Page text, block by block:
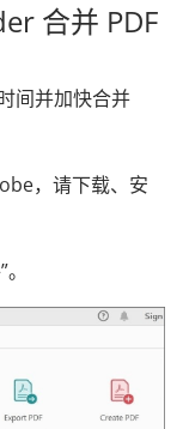
合并 PDF
间并加快合并
，请下载、安